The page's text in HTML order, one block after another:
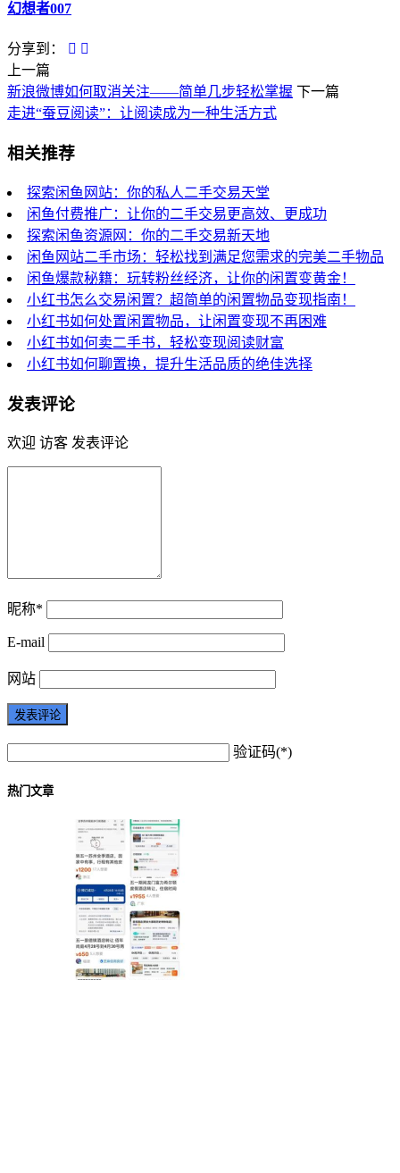
幻想者007
分享到：
上一篇
新浪微博如何取消关注——简单几步轻松掌握 下一篇
走进“蚕豆阅读”：让阅读成为一种生活方式
相关推荐
探索闲鱼网站：你的私人二手交易天堂
闲鱼付费推广：让你的二手交易更高效、更成功
探索闲鱼资源网：你的二手交易新天地
闲鱼网站二手市场：轻松找到满足您需求的完美二手物品
闲鱼爆款秘籍：玩转粉丝经济，让你的闲置变黄金！
小红书怎么交易闲置？超简单的闲置物品变现指南！
小红书如何处置闲置物品，让闲置变现不再困难
小红书如何卖二手书，轻松变现阅读财富
小红书如何聊置换，提升生活品质的绝佳选择
发表评论
欢迎 访客 发表评论
昵称*
E-mail
网站
验证码(*)
热门文章